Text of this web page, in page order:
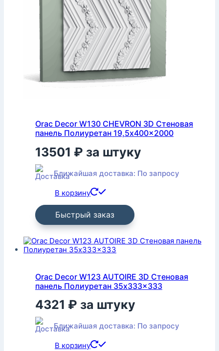
Orac Decor W130 CHEVRON 3D Стеновая
панель Полиуретан 19,5x400x2000
13501 ₽ за штуку
Ближайшая доставка: По запросу
В корзину
Быстрый заказ
Orac Decor W123 AUTOIRE 3D Стеновая
панель Полиуретан 35x333x333
4321 ₽ за штуку
Ближайшая доставка: По запросу
В корзину